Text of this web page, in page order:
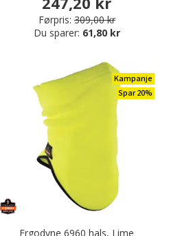
Førpris: 309,00 kr
Du sparer: 61,80 kr
Kampanje
Spar 20%
Ergodyne 6960 hals, Lime